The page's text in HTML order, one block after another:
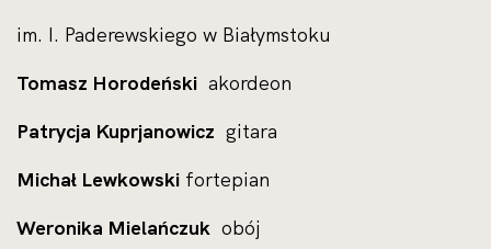
im. I. Paderewskiego w Białymstoku
Tomasz Horodeński akordeon
Patrycja Kuprjanowicz gitara
Michał Lewkowski fortepian
Weronika Mielańczuk obój